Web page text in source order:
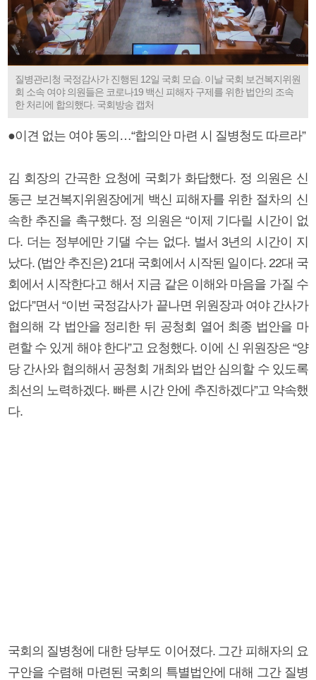
질병관리청 국정감사가 진행된 12일 국회 모습. 이날 국회 보건복지위원
회 소속 여야 의원들은 코로나19 백신 피해자 구제를 위한 법안의 조속
한 처리에 합의했다. 국회방송 캡처
●이견 없는 여야 동의…“합의안 마련 시 질병청도 따르라”
김 회장의 간곡한 요청에 국회가 화답했다. 정 의원은 신
동근 보건복지위원장에게 백신 피해자를 위한 절차의 신
속한 추진을 촉구했다. 정 의원은 “이제 기다릴 시간이 없
다. 더는 정부에만 기댈 수는 없다. 벌서 3년의 시간이 지
났다. (법안 추진은) 21대 국회에서 시작된 일이다. 22대 국
회에서 시작한다고 해서 지금 같은 이해와 마음을 가질 수
없다”면서 “이번 국정감사가 끝나면 위원장과 여야 간사가
협의해 각 법안을 정리한 뒤 공청회 열어 최종 법안을 마
련할 수 있게 해야 한다”고 요청했다. 이에 신 위원장은 “양
당 간사와 협의해서 공청회 개최와 법안 심의할 수 있도록
최선의 노력하겠다. 빠른 시간 안에 추진하겠다”고 약속했
다.
국회의 질병청에 대한 당부도 이어졌다. 그간 피해자의 요
구안을 수렴해 마련된 국회의 특별법안에 대해 그간 질병